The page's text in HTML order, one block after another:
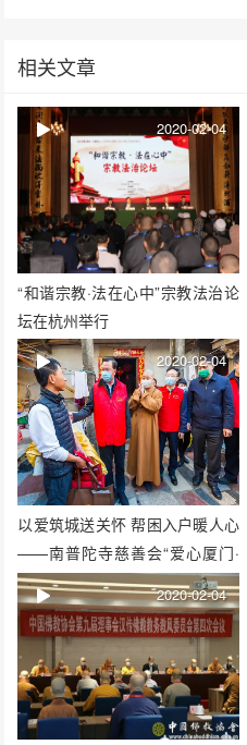
相关文章
“和谐宗教·法在心中”宗教法治论
坛在杭州举行
2020-02-04
以爱筑城送关怀 帮困入户暖人心
——南普陀寺慈善会“爱心厦门·
爱暖万家”启动
2020-02-04
2020-02-04